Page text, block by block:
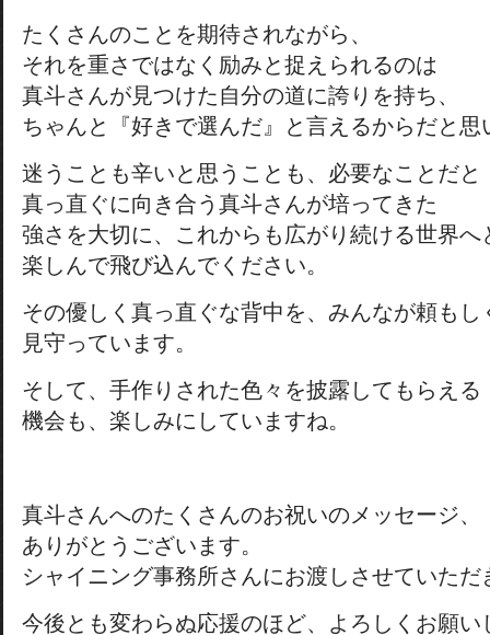
たくさんのことを期待されながら、
それを重さではなく励みと捉えられるのは
真斗さんが見つけた自分の道に誇りを持ち、
ちゃんと『好きで選んだ』と言えるからだと思
迷うことも辛いと思うことも、必要なことだと
真っ直ぐに向き合う真斗さんが培ってきた
強さを大切に、これからも広がり続ける世界へ
楽しんで飛び込んでください。
その優しく真っ直ぐな背中を、みんなが頼もし
見守っています。
そして、手作りされた色々を披露してもらえる
機会も、楽しみにしていますね。
真斗さんへのたくさんのお祝いのメッセージ、
ありがとうございます。
シャイニング事務所さんにお渡しさせていただ
今後とも変わらぬ応援のほど、よろしくお願い